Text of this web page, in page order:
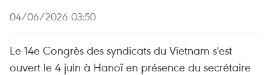
04/06/2026 03:50
Le 14e Congrès des syndicats du Vietnam s'est
ouvert le 4 juin à Hanoï en présence du secrétaire